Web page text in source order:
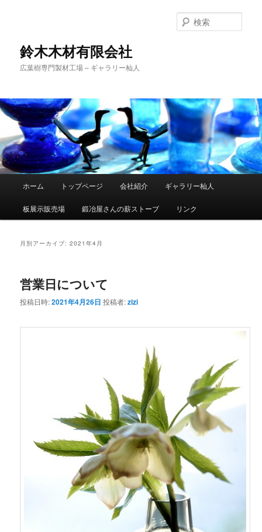
鈴木木材有限会社
広葉樹専門製材工場 – ギャラリー杣人
索
メ
メ
イ
ン
動
サ
ブ
テ
ホーム トップページ 会社紹介 ギャラリー杣人
板展示販売場 鍛冶屋さんの薪ストーブ リンク
月別アーカイブ:2021年4月
営業日について
投稿日時:2021年4月26日 投稿者:zizi